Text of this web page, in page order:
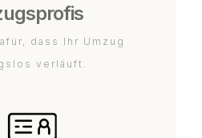
dass Ihr Umzug
verläuft.